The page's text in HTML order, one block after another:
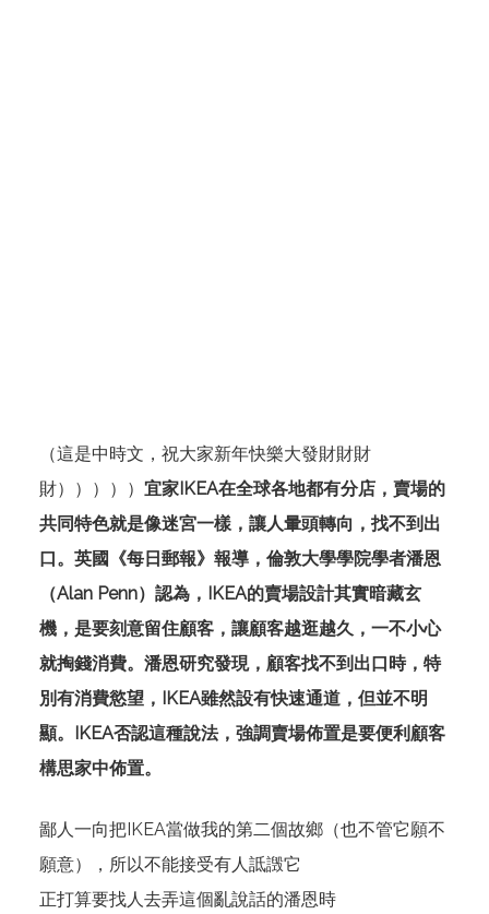
（這是中時文，祝大家新年快樂大發財財財
財））））） 宜家IKEA在全球各地都有分店，賣場的
共同特色就是像迷宮一樣，讓人暈頭轉向，找不到出
口。英國《每日郵報》報導，倫敦大學學院學者潘恩
（Alan Penn）認為，IKEA的賣場設計其實暗藏玄
機，是要刻意留住顧客，讓顧客越逛越久，一不小心
就掏錢消費。潘恩研究發現，顧客找不到出口時，特
別有消費慾望，IKEA雖然設有快速通道，但並不明
顯。IKEA否認這種說法，強調賣場佈置是要便利顧客
構思家中佈置。
鄙人一向把IKEA當做我的第二個故鄉（也不管它願不
願意），所以不能接受有人詆譭它
正打算要找人去弄這個亂說話的潘恩時